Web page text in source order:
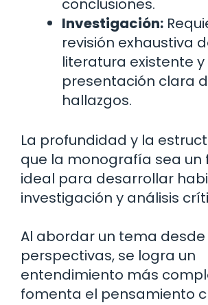
conclusiones.
Investigación:
revisión exhaustiva
literatura existente y
presentación clara
hallazgos.
La profundidad y la
que la monografía sea un
ideal para desarrollar
investigación y análisis
Al abordar un tema
perspectivas, se logra un
entendimiento más
fomenta el pensamiento